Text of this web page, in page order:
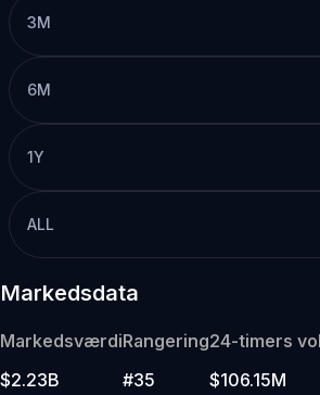
3M
6M
1Y
ALL
Markedsdata
Markedsværdi
$2.23B
Rangering
#35
24-timers
$106.15M